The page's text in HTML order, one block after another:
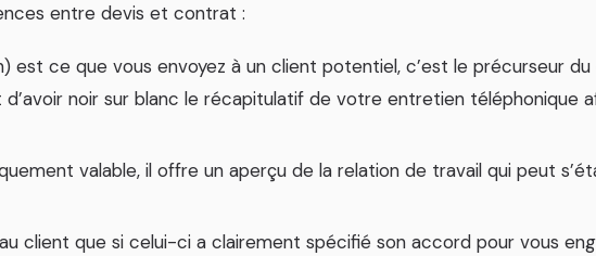
entre devis et contrat :
est ce que vous envoyez à un client potentiel, c’est le précurseur
d’avoir noir sur blanc le récapitulatif de votre entretien téléphonique
valable, il offre un aperçu de la relation de travail qui peut
client que si celui-ci a clairement spécifié son accord pour vous